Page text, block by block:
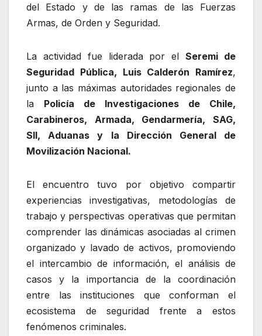
del Estado y de las ramas de las Fuerzas
Armas, de Orden y Seguridad.
La actividad fue liderada por elSeremi de
Seguridad Pública, Luis Calderón Ramírez,
junto a las máximas autoridades regionales de
la Policía de Investigaciones de Chile,
Carabineros, Armada, Gendarmería, SAG,
SII, Aduanas y la Dirección General de
Movilización Nacional.
El encuentro tuvo por objetivo compartir
experiencias investigativas, metodologías de
trabajo y perspectivas operativas que permitan
comprender las dinámicas asociadas al crimen
organizado y lavado de activos, promoviendo
el intercambio de información, el análisis de
casos y la importancia de la coordinación
entre las instituciones que conforman el
ecosistema de seguridad frente a estos
fenómenos criminales.